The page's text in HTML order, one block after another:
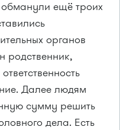
обманули ещё троих
органов
родственник,
Далее людям
сумму решить
дела. Есть